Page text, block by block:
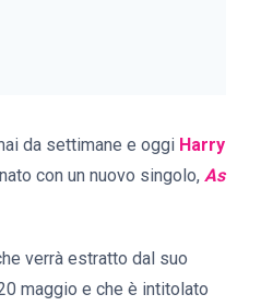
da settimane e oggi Harry
con un nuovo singolo, As
verrà estratto dal suo
maggio e che è intitolato